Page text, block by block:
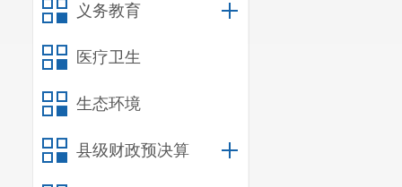
义务教育
医疗卫生
生态环境
县级财政预决算